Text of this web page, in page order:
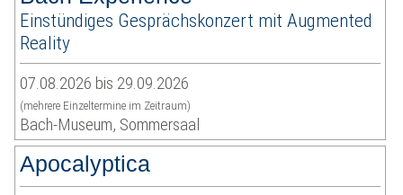
Einstündiges Gesprächskonzert mit Augmented
Reality
07.08.2026 bis 29.09.2026
(mehrere Einzeltermine im Zeitraum)
Bach-Museum, Sommersaal
Apocalyptica